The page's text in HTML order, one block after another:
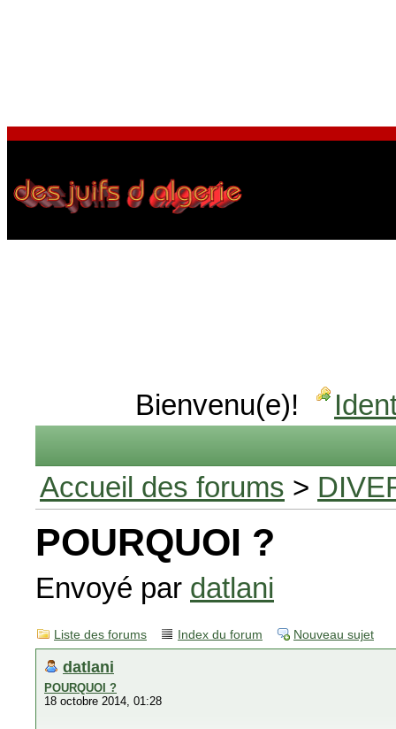
Bienvenu(e)!
Accueil des forums >
POURQUOI ?
Envoyé par datlani
Liste des forums Index du forum Nouveau sujet
datlani
POURQUOI ?
18 octobre 2014, 01:28